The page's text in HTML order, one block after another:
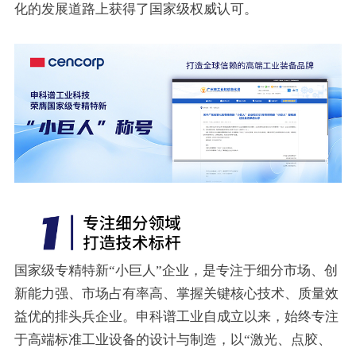
化的发展道路上获得了国家级权威认可。
国家级专精特新“小巨人”企业，是专注于细分市场、创
新能力强、市场占有率高、掌握关键核心技术、质量效
益优的排头兵企业。申科谱工业自成立以来，始终专注
于高端标准工业设备的设计与制造，以“激光、点胶、